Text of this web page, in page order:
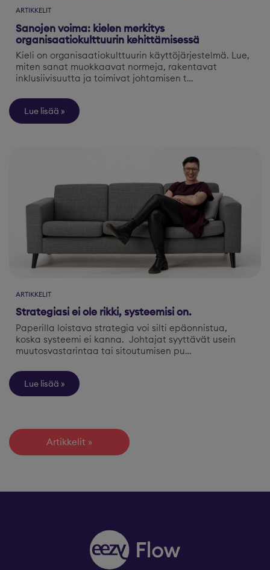
ARTIKKELIT
Sanojen voima: kielen merkitys
organisaatiokulttuurin kehittämisessä
Kieli on organisaatiokulttuurin käyttöjärjestelmä. Lue,
miten sanat muokkaavat normeja, rakentavat
inklusiivisuutta ja toimivat johtamisen t…
Lue lisää
ARTIKKELIT
Strategiasi ei ole rikki, systeemisi on.
Paperilla loistava strategia voi silti epäonnistua,
koska systeemi ei kanna. Johtajat syyttävät usein
muutosvastarintaa tai sitoutumisen pu…
Lue lisää
Artikkelit